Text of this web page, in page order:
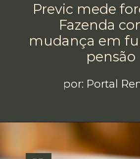
Previc mede
Fazenda
mudança em
pensão
por: Portal